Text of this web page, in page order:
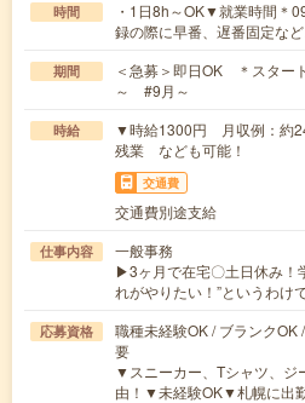
時間
・1日8h～OK▼就業時間＊
録の際に早番、遅番固定な
期間
＜急募＞即日OK ＊スター
～ #9月～
時給
▼時給1300円 月収例：約
残業 なども可能！
交通費
交通費別途支給
仕事内容
一般事務
▶3ヶ月で在宅〇土日休み！
れがやりたい！”というわけ
応募資格
職種未経験OK / ブランクOK
要
▼スニーカー、Tシャツ、ジ
由！▼未経験OK▼札幌に出